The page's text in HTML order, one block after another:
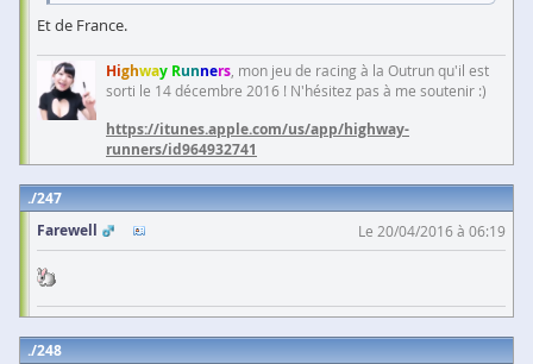
Et de France.
Highway Runners , mon jeu de racing à la Outrun qu'il est
sorti le 14 décembre 2016 ! N'hésitez pas à me soutenir :)
https://itunes.apple.com/us/app/highway-
runners/id964932741
247
Farewell
Le 20/04/2016 à 06:19
248